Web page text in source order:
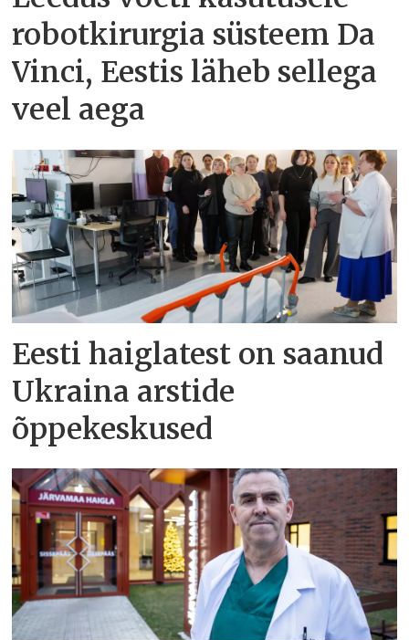
robotkirurgia süsteem Da
Vinci, Eestis läheb sellega
veel aega
Eesti haiglatest on saanud
Ukraina arstide
õppekeskused